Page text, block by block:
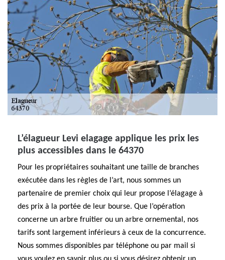
L’élagueur Levi elagage applique les prix les
plus accessibles dans le 64370
Pour les propriétaires souhaitant une taille de branches
exécutée dans les règles de l’art, nous sommes un
partenaire de premier choix qui leur propose l’élagage à
des prix à la portée de leur bourse. Que l’opération
concerne un arbre fruitier ou un arbre ornemental, nos
tarifs sont largement inférieurs à ceux de la concurrence.
Nous sommes disponibles par téléphone ou par mail si